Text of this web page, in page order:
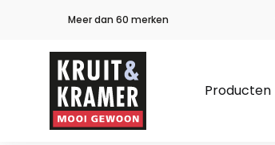
Meer dan 60 merken
Producten